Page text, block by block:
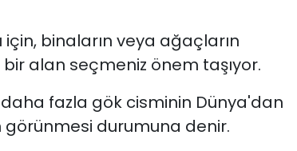
binaların veya ağaçların
alan seçmeniz önem taşıyor.
fazla gök cisminin Dünya'dan
görünmesi durumuna denir.